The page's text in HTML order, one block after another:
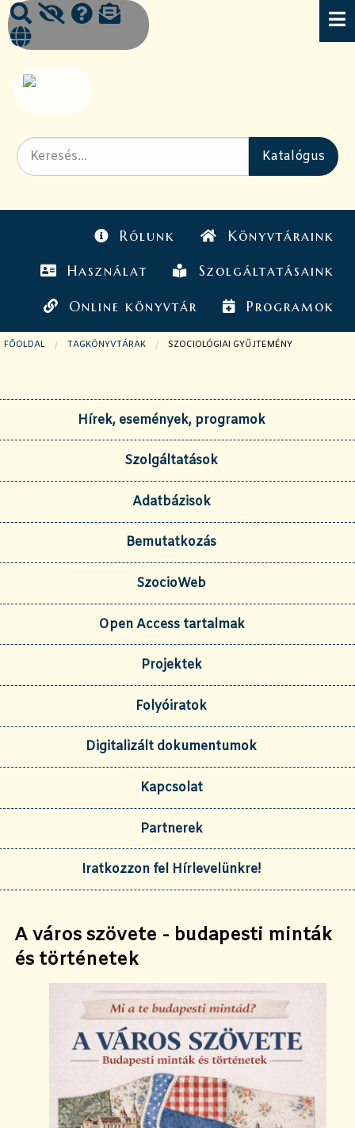
Rólunk Könyvtáraink
Használat Szolgáltatásaink
Online könyvtár Programok
FŐOLDAL TAGKÖNYVTÁRAK JELENLEGI OLDAL:
SZOCIOLÓGIAI GYŰJTEMÉNY
Hírek, események, programok
Szolgáltatások
Adatbázisok
Bemutatkozás
SzocioWeb
Open Access tartalmak
Projektek
Folyóiratok
Digitalizált dokumentumok
Kapcsolat
Partnerek
Iratkozzon fel Hírlevelünkre!
A város szövete - budapesti minták
és történetek